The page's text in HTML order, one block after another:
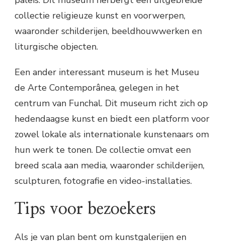
collectie religieuze kunst en voorwerpen,
waaronder schilderijen, beeldhouwwerken en
liturgische objecten.
Een ander interessant museum is het Museu
de Arte Contemporânea, gelegen in het
centrum van Funchal. Dit museum richt zich op
hedendaagse kunst en biedt een platform voor
zowel lokale als internationale kunstenaars om
hun werk te tonen. De collectie omvat een
breed scala aan media, waaronder schilderijen,
sculpturen, fotografie en video-installaties.
Tips voor bezoekers
Als je van plan bent om kunstgalerijen en